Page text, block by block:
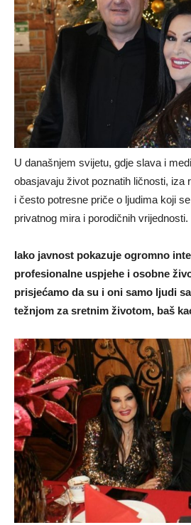
U današnjem svijetu, gdje slava i
obasjavaju život poznatih ličnosti, iza
i često potresne priče o ljudima koji
privatnog mira i porodičnih vrijednosti.
Iako javnost pokazuje ogromno
profesionalne uspjehe i osobne
prisjećamo da su i oni samo ljudi
težnjom za sretnim životom, baš